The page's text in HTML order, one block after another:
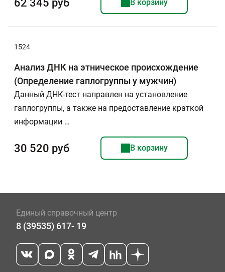
62 345 руб В корзину
1524
Анализ ДНК на этническое происхождение
(Определение гаплогруппы у мужчин)
Данный ДНК-тест направлен на установление
гаплогруппы, а также на предоставление краткой
информации …
30 520 руб В корзину
Единый справочный центр
8 (39535) 617- 19